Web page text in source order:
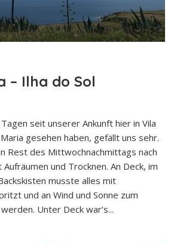
– Ilha do Sol
seit unserer Ankunft hier in Vila
gesehen haben, gefällt uns sehr.
Rest des Mittwochnachmittags nach
und Trocknen. An Deck, im
musste alles mit
und an Wind und Sonne zum
Unter Deck war’s...